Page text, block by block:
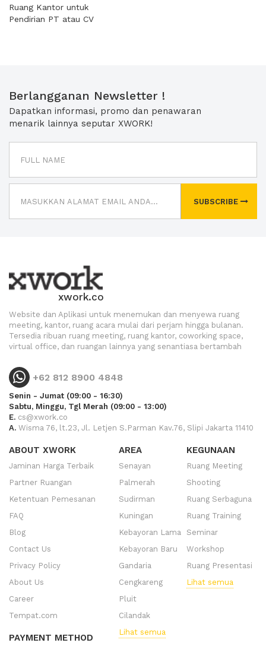
Ruang Kantor untuk
Pendirian PT atau CV
Berlangganan Newsletter !
Dapatkan informasi, promo dan penawaran
menarik lainnya seputar XWORK!
SUBSCRIBE
xwork.co
Website dan Aplikasi untuk menemukan dan menyewa ruang
meeting, kantor, ruang acara mulai dari perjam hingga bulanan.
Tersedia ribuan ruang meeting, ruang kantor, coworking space,
virtual office, dan ruangan lainnya yang senantiasa bertambah
+62 812 8900 4848
Senin - Jumat (09:00 - 16:30)
Sabtu, Minggu, Tgl Merah (09:00 - 13:00)
E. cs@xwork.co
A. Wisma 76, lt.23, Jl. Letjen S.Parman Kav.76, Slipi Jakarta 11410
ABOUT XWORK
Jaminan Harga Terbaik
Partner Ruangan
Ketentuan Pemesanan
FAQ
Blog
Contact Us
Privacy Policy
About Us
Career
Tempat.com
PAYMENT METHOD
AREA
Senayan
Palmerah
Sudirman
Kuningan
Kebayoran Lama
Kebayoran Baru
Gandaria
Cengkareng
Pluit
Cilandak
Lihat semua
KEGUNAAN
Ruang Meeting
Shooting
Ruang Serbaguna
Ruang Training
Seminar
Workshop
Ruang Presentasi
Lihat semua